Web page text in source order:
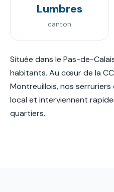
Lumbres
canton
Située dans le Pas-de-
habitants. Au cœur de la
Montreuillois, nos
local et interviennent
quartiers.